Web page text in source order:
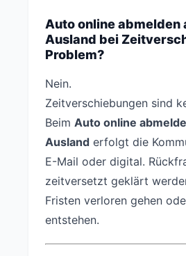
Auto online abmelden
Ausland bei
Problem?
Nein.
Zeitverschiebungen sind
Beim Auto online
Ausland erfolgt die
E-Mail oder digital.
zeitversetzt geklärt
Fristen verloren gehen
entstehen.